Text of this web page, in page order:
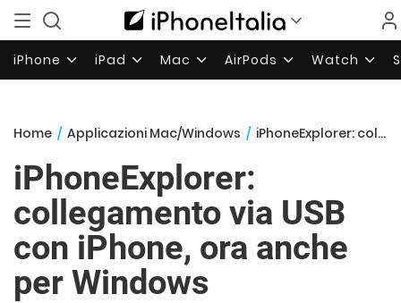
iPhone iPad Mac AirPods Watch
Home / Applicazioni Mac/Windows / iPhoneExplorer: collegamento via USB con iPhone, ora anche per Windows
iPhoneExplorer:
collegamento via USB
con iPhone, ora anche
per Windows